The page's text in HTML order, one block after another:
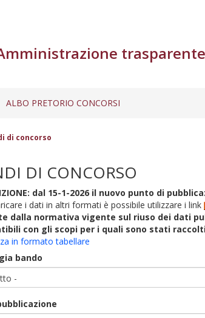
trasparente
ALBO PRETORIO CONCORSI
di concorso
DI CONCORSO
dal 15-1-2026 il nuovo punto di
i dati in altri formati è possibile utilizzare i link
dalla normativa vigente sul riuso dei dati
con gli scopi per i quali sono stati
in formato tabellare
bando
-